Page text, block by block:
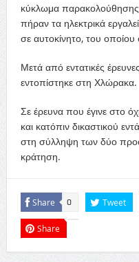
κύκλωμα
πήραν τα ηλεκτρικά
σε αυτοκίνητο, του
Μετά από εντατικές
εντοπίστηκε στη Χλώρακα.
Σε έρευνα που έγινε στο
και κατόπιν δικαστικού
στη σύλληψη των δύο
κράτηση.
Share 0 Tweet
Share